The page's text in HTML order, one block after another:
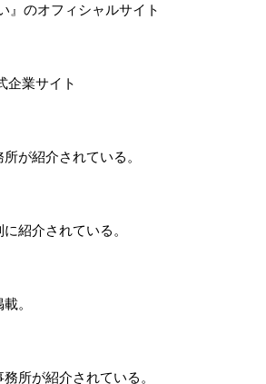
』のオフィシャルサイト
企業サイト
が紹介されている。
紹介されている。
。
所が紹介されている。